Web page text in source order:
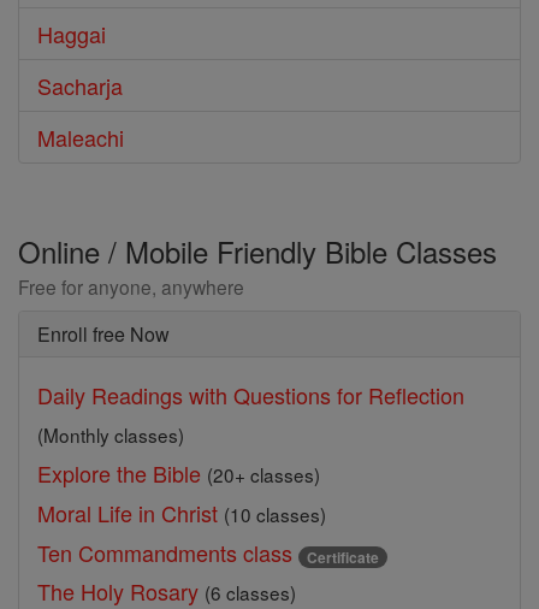
Haggai
Sacharja
Maleachi
Online / Mobile Friendly Bible Classes
Free for anyone, anywhere
Enroll free Now
Daily Readings with Questions for Reflection
(Monthly classes)
Explore the Bible (20+ classes)
Moral Life in Christ (10 classes)
Ten Commandments class Certificate
The Holy Rosary (6 classes)